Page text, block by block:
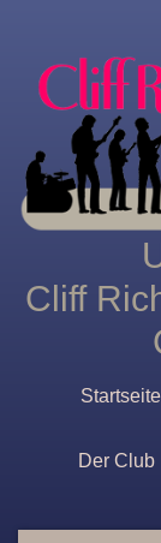
Cliff
Startseite
Der Club